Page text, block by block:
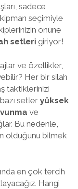
sadece
seçimiyle
önüne
setlerigiriyor!
ve özellikler,
Her bir silah
taktiklerinizi
setler yüksek
ve
Bu nedenle,
olduğunu bilmek
en çok tercih
Hangi